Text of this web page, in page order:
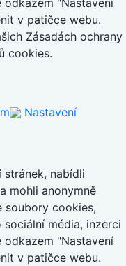
v patičce webu.
Zásadách ochrany
cookies.
Nastavení
stránek, nabídli
mohli anonymně
soubory cookies,
média, inzerci
odkazem "Nastavení
v patičce webu.